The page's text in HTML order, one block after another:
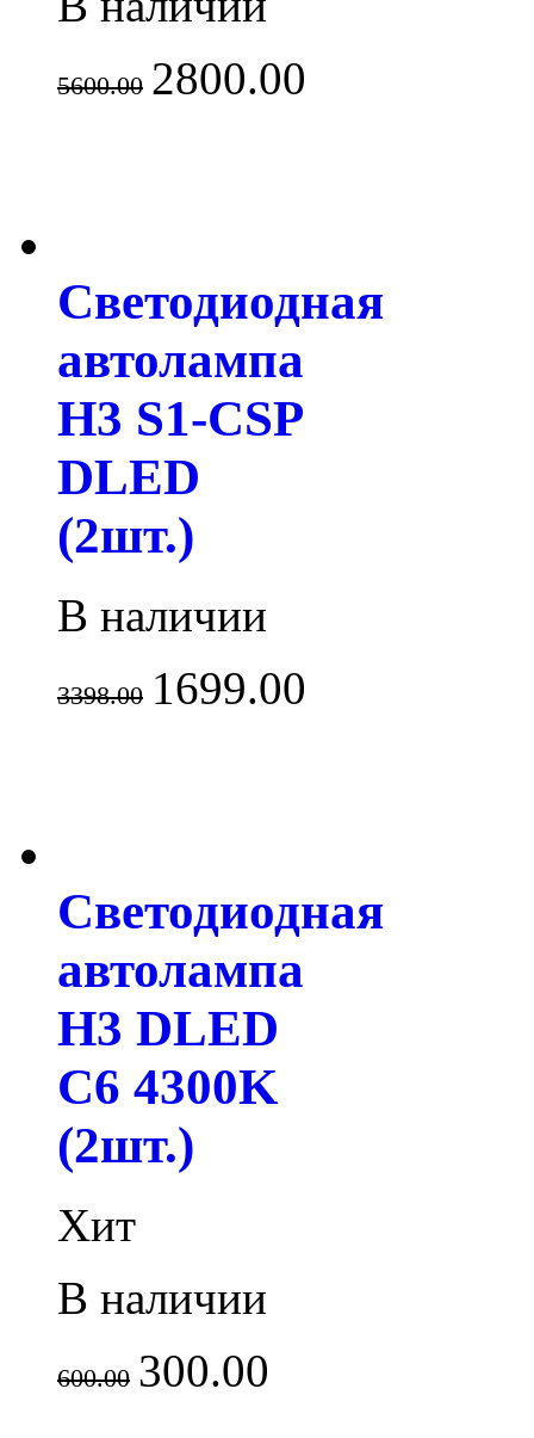
5600.00 2800.00
Светодиодная
автолампа
H3 S1-CSP
DLED
(2шт.)
В наличии
3398.00 1699.00
Светодиодная
автолампа
H3 DLED
C6 4300K
(2шт.)
Хит
В наличии
600.00 300.00